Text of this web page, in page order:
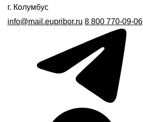
г. Колумбус
info@mail.eupribor.ru 8 800 770-09-06